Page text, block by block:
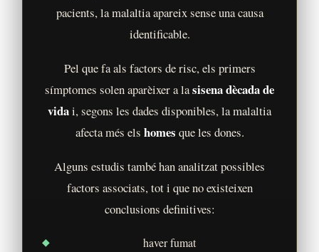
pacients, la malaltia apareix sense una causa
identificable.
Pel que fa als factors de risc, els primers
símptomes solen aparèixer a lasisena dècada de
vidai, segons les dades disponibles, la malaltia
afecta més els homes que les dones.
Alguns estudis també han analitzat possibles
factors associats, tot i que no existeixen
conclusions definitives:
haver fumat